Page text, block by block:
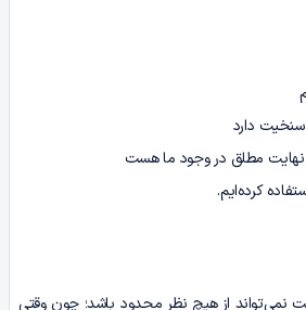
دارد
مطلق در وجود ما هست
کرده‌ایم.
نمی‌تواند از هیچ نظر محدود باشد؛ چون وقتی